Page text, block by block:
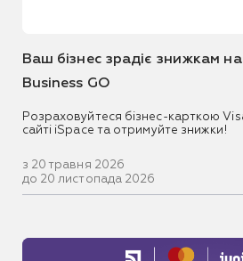
Ваш бізнес зрадіє знижкам
Business GO
Розраховуйтеся бізнес-карткою
сайті iSpace та отримуйте знижки!
з 20 травня 2026
до 20 листопада 2026